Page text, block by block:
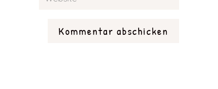
Kommentar abschicken